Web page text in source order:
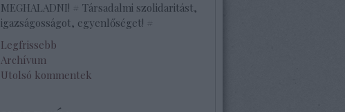
MEGHALADNI! # Társadalmi szolidaritást,
igazságosságot, egyenlőséget! #
Legfrissebb
Archívum
Utolsó kommentek